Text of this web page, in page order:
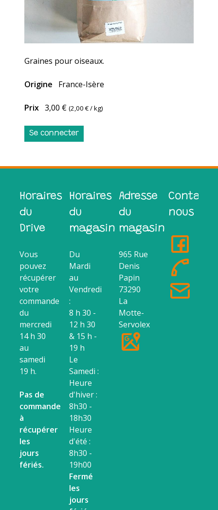
Graines pour oiseaux.
Origine France-Isère
Prix 3,00 € (2,00 €/ kg)
Se connecter
Horaires
du
Drive
Vous
pouvez
récupérer
votre
commande
du
mercredi
14 h 30
au
samedi
19 h.
Pas de
commande
à
récupérer
les
jours
fériés.
Horaires
du
magasin
Du
Mardi
au
Vendredi
:
8 h 30 -
12 h 30
& 15 h -
19 h
Le
Samedi :
Heure
d'hiver :
8h30 -
18h30
Heure
d'été :
8h30 -
19h00
Fermé
les
jours
Adresse
du
magasin
965 Rue
Denis
Papin
73290
La
Motte-
Servolex
nous